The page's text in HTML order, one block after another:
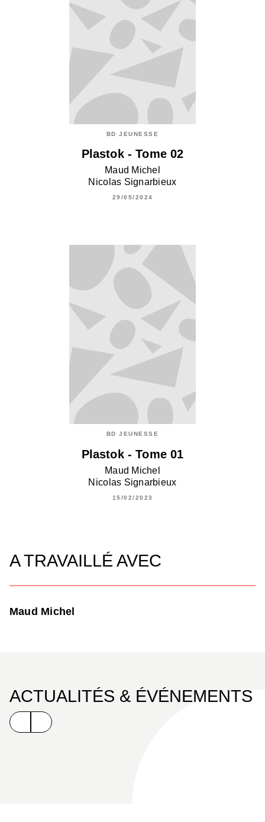
BD JEUNESSE
Plastok - Tome 02
Maud Michel
Nicolas Signarbieux
29/05/2024
BD JEUNESSE
Plastok - Tome 01
Maud Michel
Nicolas Signarbieux
15/02/2023
A TRAVAILLÉ AVEC
Maud Michel
ACTUALITÉS & ÉVÉNEMENTS